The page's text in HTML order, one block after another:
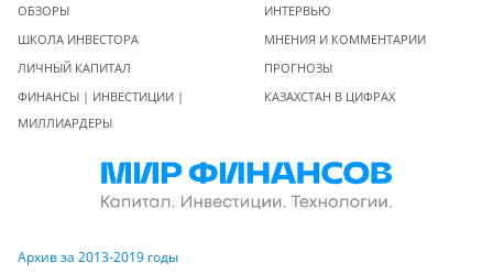
ОБЗОРЫ
ШКОЛА ИНВЕСТОРА
ЛИЧНЫЙ КАПИТАЛ
ФИНАНСЫ | ИНВЕСТИЦИИ |
МИЛЛИАРДЕРЫ
ИНТЕРВЬЮ
МНЕНИЯ И КОММЕНТАРИИ
ПРОГНОЗЫ
КАЗАХСТАН В ЦИФРАХ
Архив за 2013-2019 годы